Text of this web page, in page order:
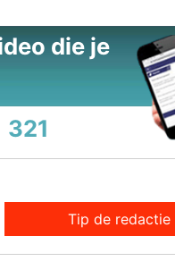
die je
321
Tip de redactie